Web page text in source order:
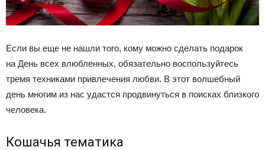
Если вы еще не нашли того, кому можно сделать подарок
на День всех влюбленных, обязательно воспользуйтесь
тремя техниками привлечения любви. В этот волшебный
день многим из нас удастся продвинуться в поисках близкого
человека.
Кошачья тематика